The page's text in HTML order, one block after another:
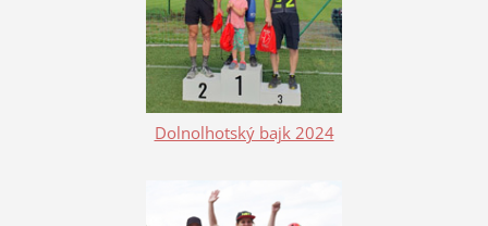
Dolnolhotský bajk 2024